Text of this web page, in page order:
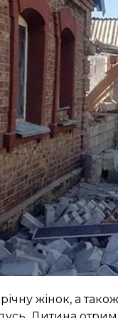
Донецької
14
у будинок,
ступеня
жінок, а